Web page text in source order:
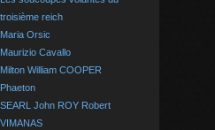
troisième reich
Maria Orsic
Maurizio Cavallo
Milton William COOPER
Phaeton
SEARL John ROY Robert
VIMANAS